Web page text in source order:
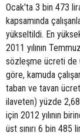
Ocak'ta 3 bin 473
kapsamında
yükseltildi. En
2011 yılının
sözleşme ücreti de
göre, kamuda
taban ve tavan
ilaveten) yüzde 2,68
için 2012 yılının
üst sınırı 6 bin